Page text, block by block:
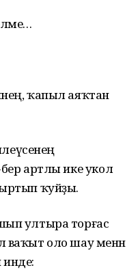
ҡапыл аяҡтан
бер артлы ике укол
ҡуйҙы.
ултыра торғас
ваҡыт оло шау менән
инде: